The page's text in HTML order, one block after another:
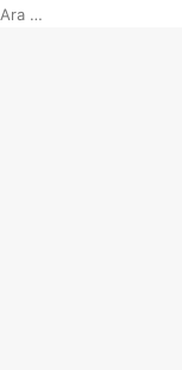
Kapalı
Arama: